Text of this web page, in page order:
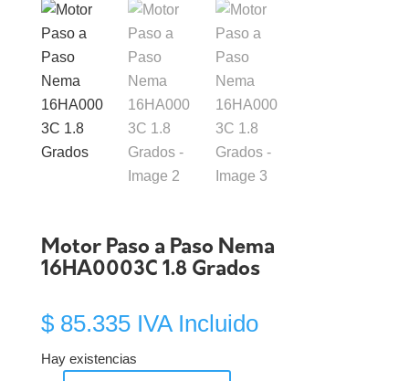
Motor Paso a Paso Nema
16HA0003C 1.8 Grados
$85.335 IVA Incluido
Hay existencias